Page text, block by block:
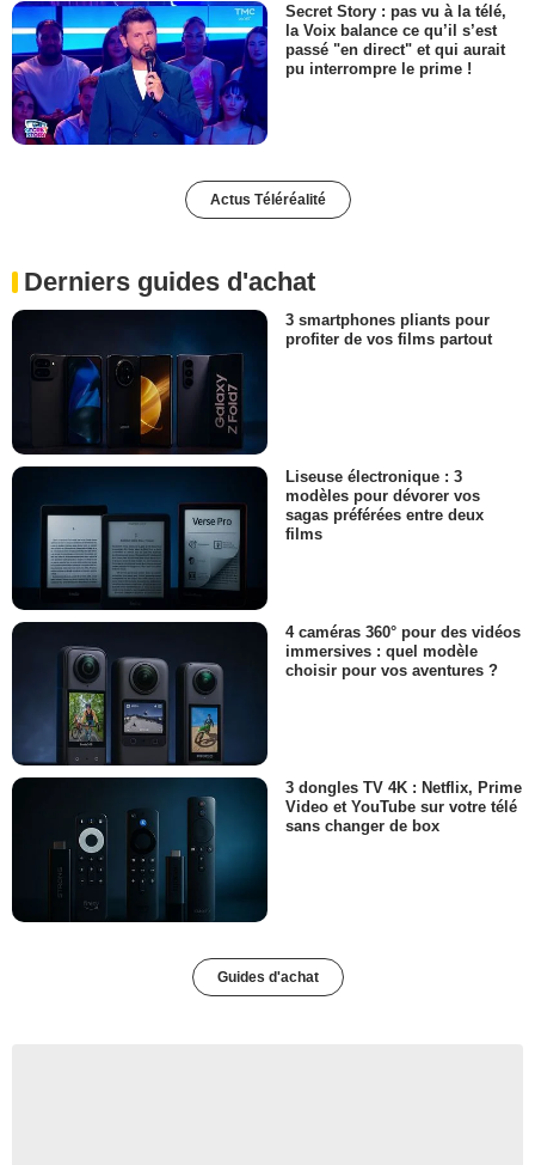
Secret Story : pas vu à la télé,
la Voix balance ce qu’il s’est
passé "en direct" et qui aurait
pu interrompre le prime !
Actus Téléréalité
Derniers guides d'achat
3 smartphones pliants pour
profiter de vos films partout
Liseuse électronique : 3
modèles pour dévorer vos
sagas préférées entre deux
films
4 caméras 360° pour des vidéos
immersives : quel modèle
choisir pour vos aventures ?
3 dongles TV 4K : Netflix, Prime
Video et YouTube sur votre télé
sans changer de box
Guides d'achat